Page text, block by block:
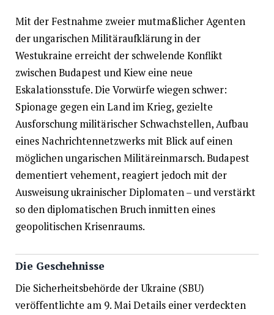
Mit der Festnahme zweier mutmaßlicher Agenten
der ungarischen Militäraufklärung in der
Westukraine erreicht der schwelende Konflikt
zwischen Budapest und Kiew eine neue
Eskalationsstufe. Die Vorwürfe wiegen schwer:
Spionage gegen ein Land im Krieg, gezielte
Ausforschung militärischer Schwachstellen, Aufbau
eines Nachrichtennetzwerks mit Blick auf einen
möglichen ungarischen Militäreinmarsch. Budapest
dementiert vehement, reagiert jedoch mit der
Ausweisung ukrainischer Diplomaten – und verstärkt
so den diplomatischen Bruch inmitten eines
geopolitischen Krisenraums.
Die Geschehnisse
Die Sicherheitsbehörde der Ukraine (SBU)
veröffentlichte am 9. Mai Details einer verdeckten